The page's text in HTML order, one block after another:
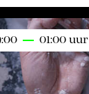
01:00 uur